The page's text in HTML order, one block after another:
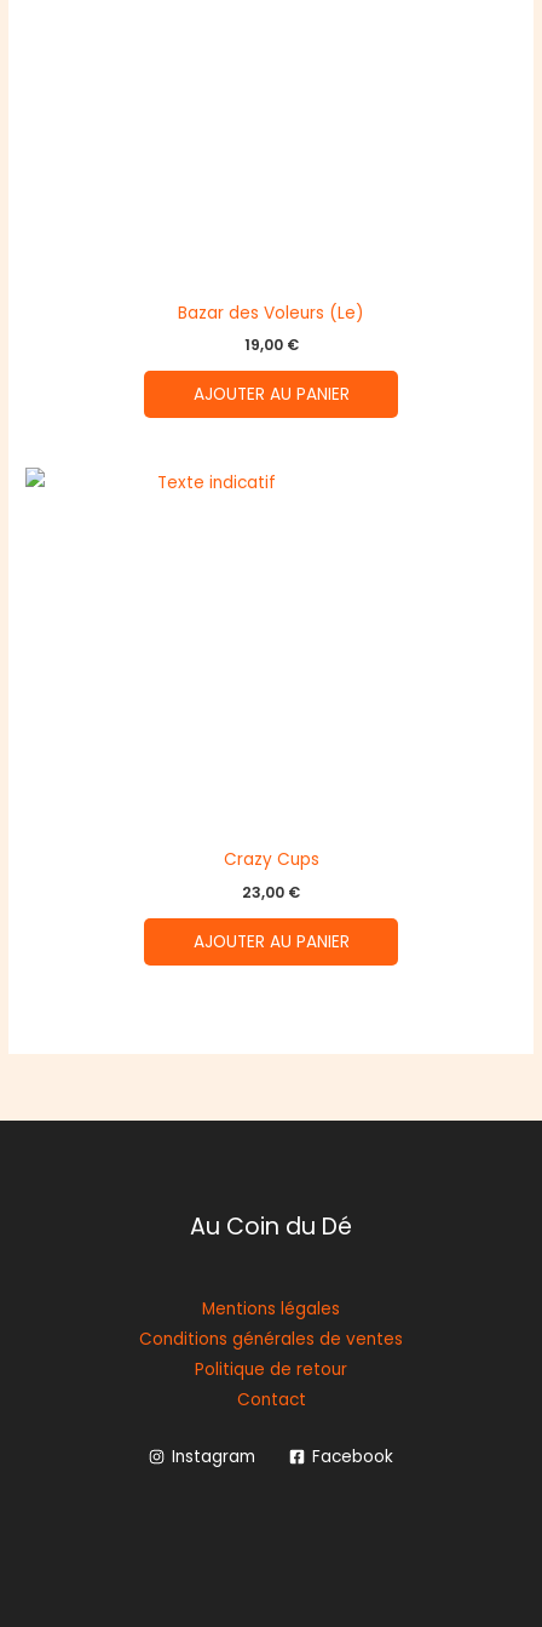
Bazar des Voleurs (Le)
19,00 €
AJOUTER AU PANIER
Crazy Cups
23,00 €
AJOUTER AU PANIER
Au Coin du Dé
Mentions légales
Conditions générales de ventes
Politique de retour
Contact
Instagram Facebook